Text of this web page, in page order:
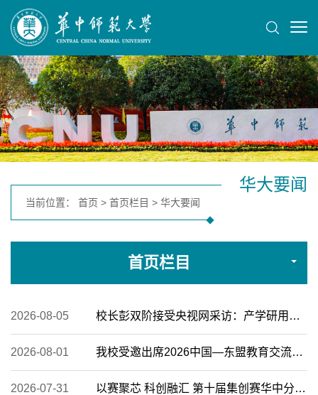
华大要闻
当前位置： 首页 > 首页栏目 > 华大要闻
首页栏目
2026-08-05 校长彭双阶接受央视网采访：产学研用融合 让创新在校园里落地生根
2026-08-01 我校受邀出席2026中国—东盟教育交流周 作对口支援典型经验交流
2026-07-31 以赛聚芯 科创融汇 第十届集创赛华中分赛区决赛在校举行